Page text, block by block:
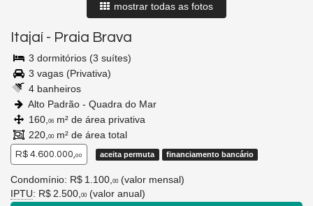
mostrar todas as fotos
Itajaí - Praia Brava
3 dormitórios (3 suítes)
3 vagas (Privativa)
4 banheiros
Alto Padrão - Quadra do Mar
160, 06 m² de área privativa
220, 00 m² de área total
R$ 4.600.000,00 aceita permuta financiamento bancário
Condomínio: R$ 1.100, 00 (valor mensal)
IPTU: R$ 2.500, 00 (valor anual)